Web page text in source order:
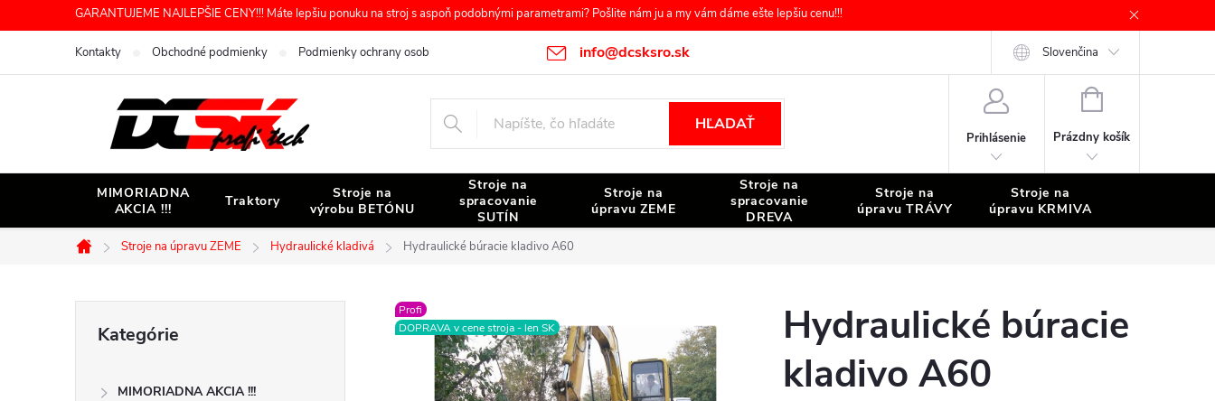
na
GARANTUJEME NAJLEPŠIE CENY!!! Máte lepšiu ponuku na stroj s aspoň podobnými parametrami? Pošlite nám ju a my vám dáme ešte lepšiu cenu!!!
info@dcsksro.sk
Kontakty Obchodné podmienky Podmienky ochrany osobných údajov Reklamačné podmienky Odstúpenie od zmluvy Slovenčina
HĽADAŤ
Prihlásenie
NÁKUPNÝ
Prázdny košík
MIMORIADNA
AKCIA !!!
Traktory
Stroje na
výrobu BETÓNU
Stroje na
spracovanie
SUTÍN
Stroje na
úpravu ZEME
Stroje na
spracovanie
DREVA
Stroje na
úpravu TRÁVY
Stroje na
úpravu KRMIVA
Domov
Stroje na úpravu ZEME Hydraulické kladivá Hydraulické búracie kladivo A60
kategórie
Kategórie
MIMORIADNA AKCIA !!!
Profi
DOPRAVA v cene stroja - len SK
Hydraulické búracie
kladivo A60